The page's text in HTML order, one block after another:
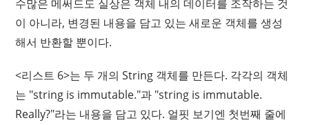
수많은 메써드도 실상은 객체 내의 데이터를 조작하는 것
이 아니라, 변경된 내용을 담고 있는 새로운 객체를 생성
해서 반환할 뿐이다.
<리스트 6>는 두 개의 String 객체를 만든다. 각각의 객체
는 "string is immutable."과 "string is immutable.
Really?"라는 내용을 담고 있다. 얼핏 보기엔 첫번째 줄에